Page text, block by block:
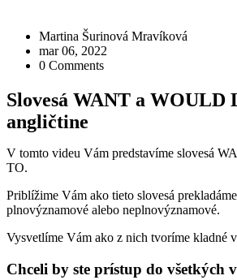
Martina Šurinová Mravíková
mar 06, 2022
0 Comments
Slovesá WANT a
angličtine
V tomto videu Vám predstavíme slovesá
TO.
Priblížime Vám ako tieto slovesá
plnovýznamové alebo neplnovýznamové.
Vysvetlíme Vám ako z nich tvoríme kladné
Chceli by ste prístup do všetkých